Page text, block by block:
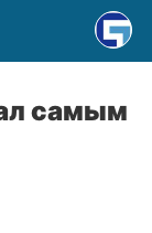
самым